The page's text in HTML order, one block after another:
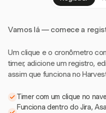
Vamos lá — comece a
Um clique e o cronômetro
timer, adicione um registro,
assim que funciona no
Timer com um clique no
Funciona dentro do Jira,